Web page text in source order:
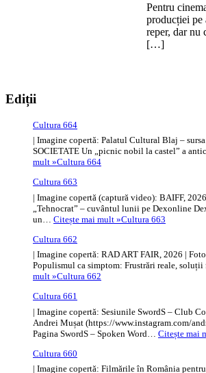
Pentru
producției pe
reper, dar nu
[…]
Ediții
Cultura 664
| Imagine copertă: Palatul Cultural Blaj –
SOCIETATE Un „picnic nobil la castel” a
mult »Cultura 664
Cultura 663
| Imagine copertă (captură video): BAIFF,
„Tehnocrat” – cuvântul lunii pe Dexonline
un… Citește mai mult »Cultura 663
Cultura 662
| Imagine copertă: RAD ART FAIR, 2026 |
Populismul ca simptom: Frustrări reale,
mult »Cultura 662
Cultura 661
| Imagine copertă: Sesiunile SwordS – Club
Andrei Mușat (https://www.instagram.com/
Pagina SwordS – Spoken Word… Citește mai
Cultura 660
| Imagine copertă: Filmările în România